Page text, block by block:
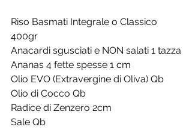
Riso Basmati Integrale o Classico
400gr
Anacardi sgusciati e NON salati 1 tazza
Ananas 4 fette spesse 1 cm
Olio EVO (Extravergine di Oliva) Qb
Olio di Cocco Qb
Radice di Zenzero 2cm
Sale Qb